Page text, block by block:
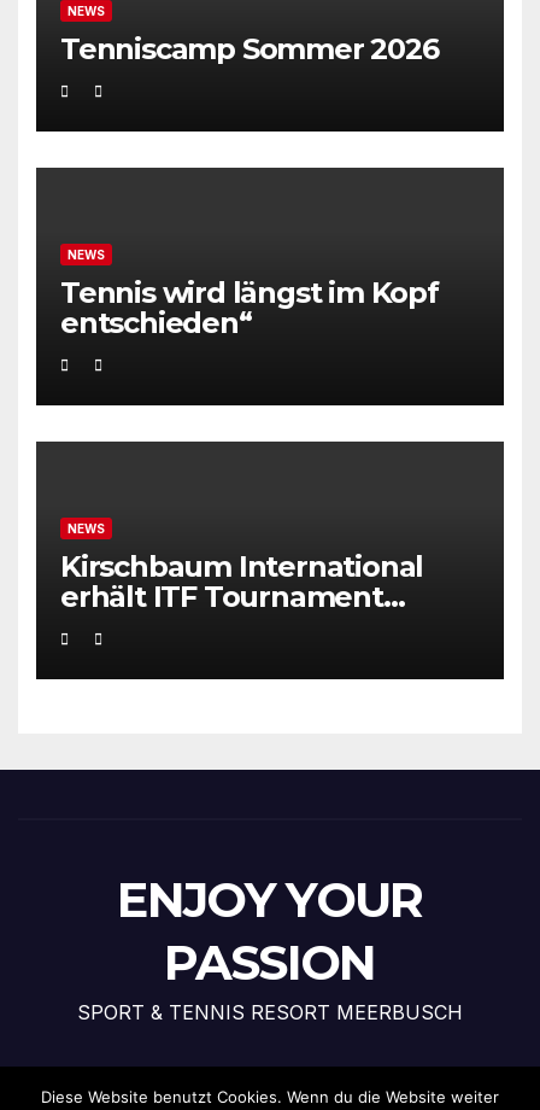
NEWS
Tenniscamp Sommer 2026
NEWS
Tennis wird längst im Kopf
entschieden“
NEWS
Kirschbaum International
erhält ITF Tournament
Recognition Award 2025
ENJOY YOUR
PASSION
SPORT & TENNIS RESORT MEERBUSCH
Diese Website benutzt Cookies. Wenn du die Website weiter